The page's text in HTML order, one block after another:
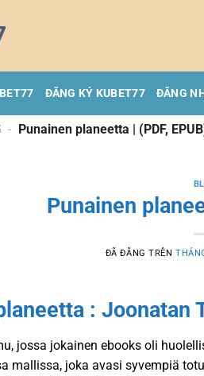
ĐĂNG KÝ KUBET77 ĐĂNG
- Punainen planeetta | (PDF,
Punainen
ĐÃ ĐĂNG TRÊN
: Joonatan
jossa jokainen ebooks oli
mallissa, joka avasi syvempiä